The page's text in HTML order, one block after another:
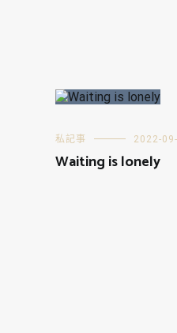
私記事 2022-
Waiting is lonely